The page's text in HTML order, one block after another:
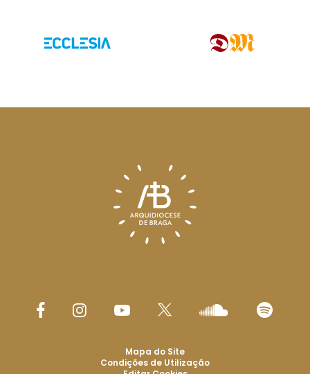
Mapa do Site
Condições de Utilização